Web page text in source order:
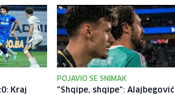
Kraj
POJAVIO SE SNIMAK
"Shqipe, shqipe": Alajbegović